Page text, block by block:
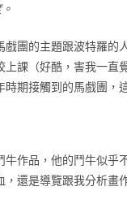
戲團的主題跟波特羅的
上課（好酷，害我一直
時期接觸到的馬戲團，
牛作品，他的鬥牛似乎
還是導覽跟我分析畫